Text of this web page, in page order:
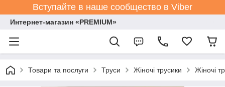
Вступайте в наше сообщество в Viber
Интернет-магазин «PREMIUM»
Товари та послуги Труси Жіночі трусики Жіночі